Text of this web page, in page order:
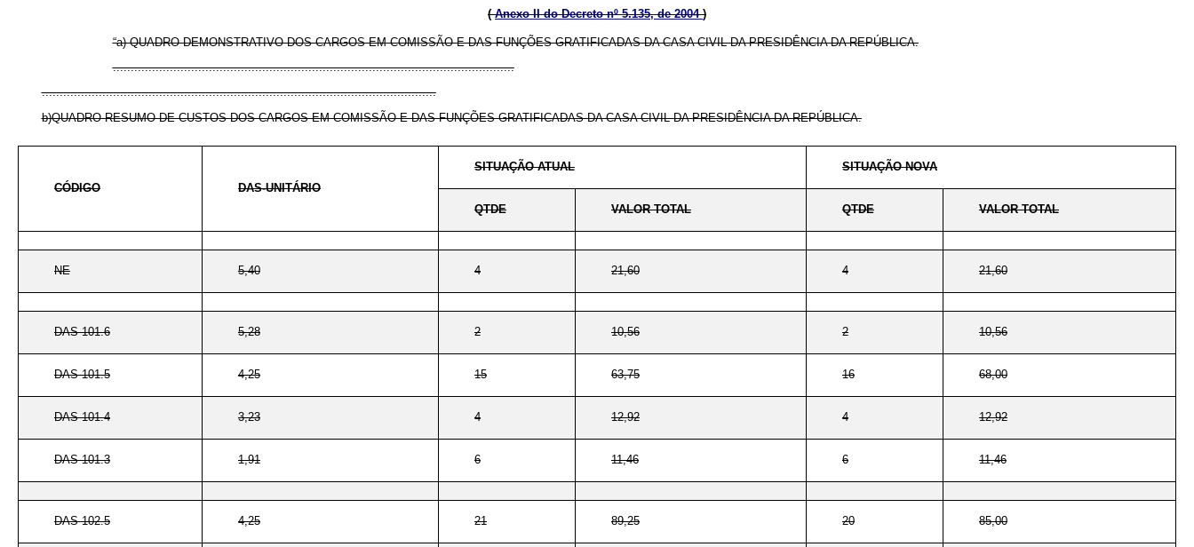
(Anexo II do Decreto nº 5.135, de 2004)
“a) QUADRO DEMONSTRATIVO DOS CARGOS EM COMISSÃO E DAS FUNÇÕES GRATIFICADAS DA CASA CIVIL DA PRESIDÊNCIA DA REPÚBLICA.
.................................................................................................................
...............................................................................................................
b)QUADRO RESUMO DE CUSTOS DOS CARGOS EM COMISSÃO E DAS FUNÇÕES GRATIFICADAS DA CASA CIVIL DA PRESIDÊNCIA DA REPÚBLICA.
CÓDIGO DAS-UNITÁRIO
SITUAÇÃO ATUAL SITUAÇÃO NOVA
QTDE VALOR TOTAL QTDE VALOR TOTAL
NE 5,40 4 21,60 4 21,60
DAS 101.6 5,28 2 10,56 2 10,56
DAS 101.5 4,25 15 63,75 16 68,00
DAS 101.4 3,23 4 12,92 4 12,92
DAS 101.3 1,91 6 11,46 6 11,46
DAS 102.5 4,25 21 89,25 20 85,00